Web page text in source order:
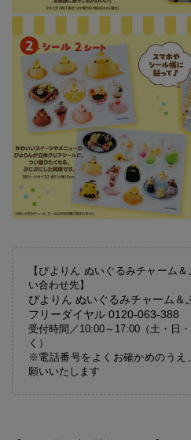
【ぴよりん ぬいぐるみチャーム
い合わせ先】
ぴよりん ぬいぐるみチャーム＆
フリーダイヤル 0120-063-388
受付時間／10:00～17:00（土・日
く）
※電話番号をよくお確かめのうえ
願いいたします